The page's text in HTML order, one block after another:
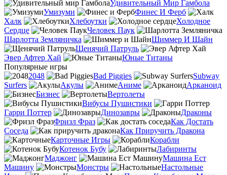
Удивительный Мир Гамбола
Умизуми
Финес И Ферб
Халк
Хлебоутки
Холодное
Сердце
Человек Паук
Шарлотта Земляничка
Шиммер И Шайн
Щенячий Патруль
Эвер Афтер Хай
Юные Титаны
Популярные игры
2048
Bad Piggies
Subway
Surfers
Акулы Аниме
Арканоид
Бизнес
Вертолеты
Вибусы Пушистики
Гарри Поттер
Динозавры
Драконы
Фризл Фраз
Как Достать
Соседа
Как Приручить Дракона
Карточные Игры
Корабли
Котенок Бубу
Лабиринты
Маджонг
Машина Ест
Машину
Монстры
Настольные